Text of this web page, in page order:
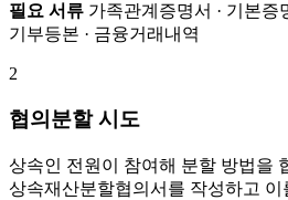
필요 서류 가족관계증명서 · 기본증
기부등본 · 금융거래내역
2
협의분할 시도
상속인 전원이 참여해 분할 방법을
상속재산분할협의서를 작성하고 이